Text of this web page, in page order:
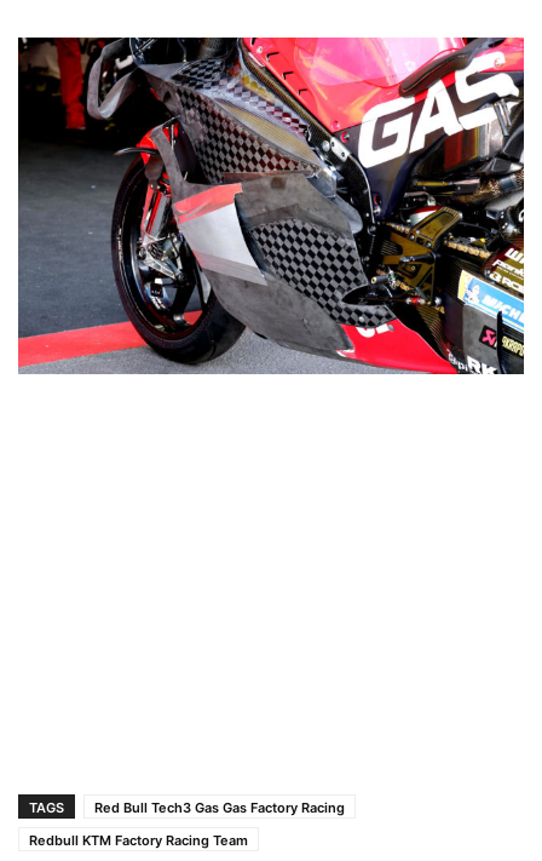
TAGS
Red Bull Tech3 Gas Gas Factory Racing
Redbull KTM Factory Racing Team